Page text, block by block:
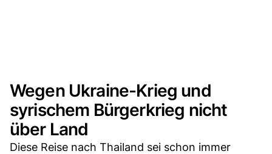
Wegen Ukraine-Krieg und
syrischem Bürgerkrieg nicht
über Land
Diese Reise nach Thailand sei schon immer